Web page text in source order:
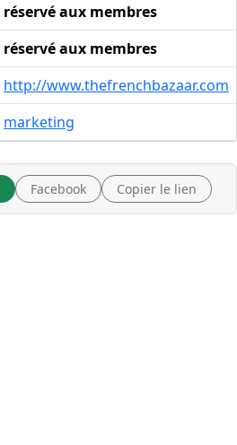
réservé aux membres
réservé aux membres
http://www.thefrenchbazaar.com
marketing
Facebook Copier le lien